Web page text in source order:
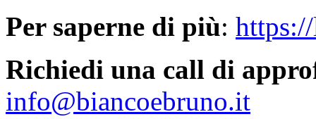
Per saperne di più:
Richiedi una call di
info@biancoebruno.it